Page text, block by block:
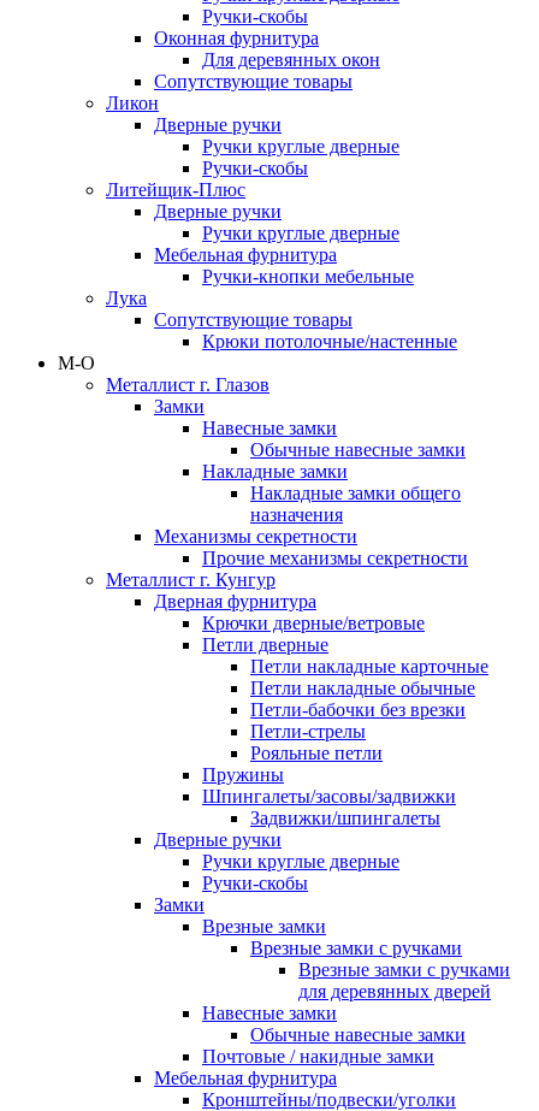
Ручки-скобы
Оконная фурнитура
Для деревянных окон
Сопутствующие товары
Ликон
Дверные ручки
Ручки круглые дверные
Ручки-скобы
Литейщик-Плюс
Дверные ручки
Ручки круглые дверные
Мебельная фурнитура
Ручки-кнопки мебельные
Лука
Сопутствующие товары
Крюки потолочные/настенные
М-О
Металлист г. Глазов
Замки
Навесные замки
Обычные навесные замки
Накладные замки
Накладные замки общего
назначения
Механизмы секретности
Прочие механизмы секретности
Металлист г. Кунгур
Дверная фурнитура
Крючки дверные/ветровые
Петли дверные
Петли накладные карточные
Петли накладные обычные
Петли-бабочки без врезки
Петли-стрелы
Рояльные петли
Пружины
Шпингалеты/засовы/задвижки
Задвижки/шпингалеты
Дверные ручки
Ручки круглые дверные
Ручки-скобы
Замки
Врезные замки
Врезные замки с ручками
Врезные замки с ручками
для деревянных дверей
Навесные замки
Обычные навесные замки
Почтовые / накидные замки
Мебельная фурнитура
Кронштейны/подвески/уголки